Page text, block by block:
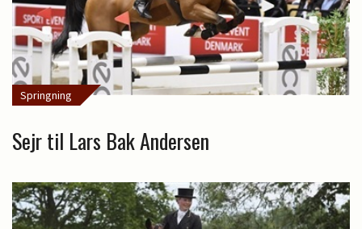
Springning
Sejr til Lars Bak Andersen